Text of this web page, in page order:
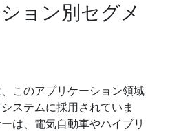
ョン別セグメ
このアプリケーション領域
ステムに採用されていま
は、電気自動車やハイブリ